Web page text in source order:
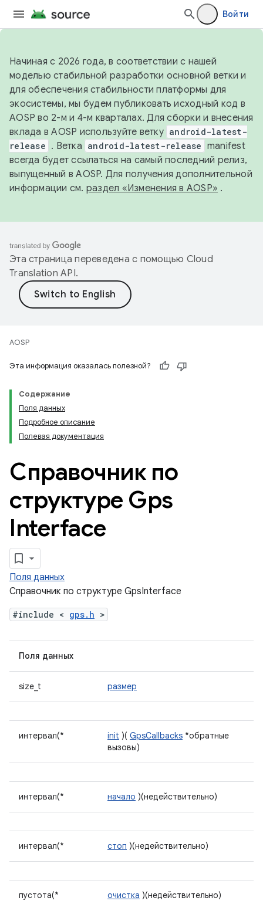
Войти
Начиная с 2026 года, в соответствии с нашей
моделью стабильной разработки основной ветки и
для обеспечения стабильности платформы для
экосистемы, мы будем публиковать исходный код в
AOSP во 2-м и 4-м кварталах. Для сборки и внесения
вклада в AOSP используйте ветку android-latest-
release . Ветка android-latest-release manifest
всегда будет ссылаться на самый последний релиз,
выпущенный в AOSP. Для получения дополнительной
информации см. раздел «Изменения в AOSP» .
Эта страница переведена с помощью Cloud
Translation API.
AOSP
Эта информация оказалась полезной?
Содержание
Поля данных
Подробное описание
Полевая документация
Справочник по
структуре Gps
Interface
Поля данных
Справочник по структуре GpsInterface
#include < gps.h >
Поля данных
size_t размер
интервал(* init )( GpsCallbacks *обратные
вызовы)
интервал(* начало )(недействительно)
интервал(* стоп )(недействительно)
пустота(* очистка )(недействительно)